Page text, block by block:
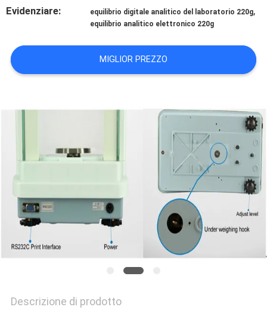
CASI
CHIEDI UN
PREVENTIVO
MAPPA
DEL
SITO
POLICY
Evidenziare: equilibrio digitale analitico del laboratorio 220g,
equilibrio analitico elettronico 220g
MIGLIOR PREZZO
Descrizione di prodotto